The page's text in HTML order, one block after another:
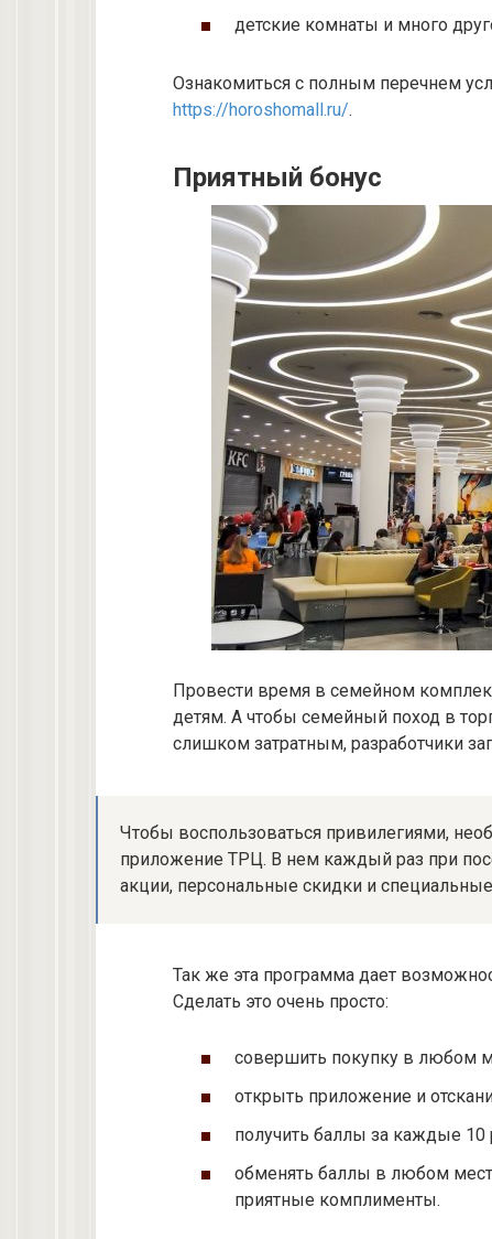
детские комнаты и много
Ознакомиться с полным перечнем
https://horoshomall.ru/.
Приятный бонус
Провести время в семейном
детям. А чтобы семейный поход в
слишком затратным, разработчики
Чтобы воспользоваться привилегиями,
приложение ТРЦ. В нем каждый раз при
акции, персональные скидки и
Так же эта программа дает
Сделать это очень просто:
совершить покупку в любом
открыть приложение и
получить баллы за каждые 10
обменять баллы в любом
приятные комплименты.